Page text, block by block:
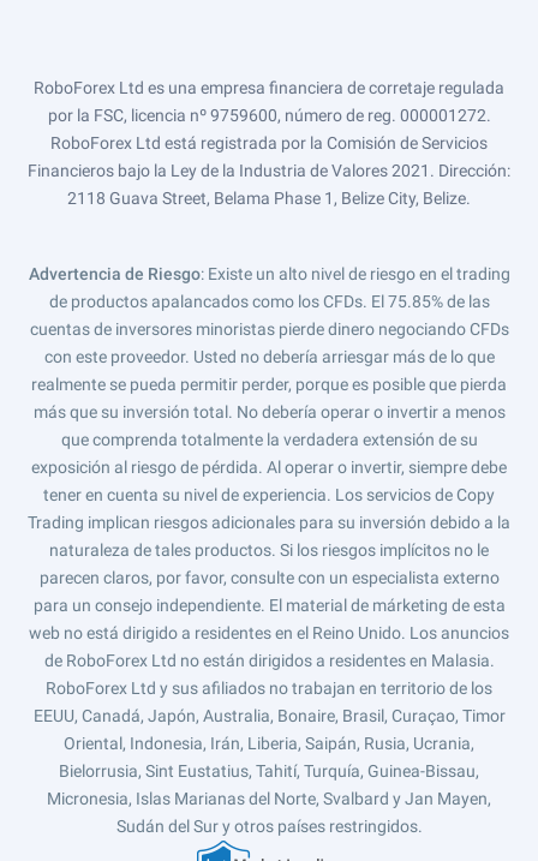
RoboForex Ltd es una empresa financiera de corretaje regulada
por la FSC, licencia nº 9759600, número de reg. 000001272.
RoboForex Ltd está registrada por la Comisión de Servicios
Financieros bajo la Ley de la Industria de Valores 2021. Dirección:
2118 Guava Street, Belama Phase 1, Belize City, Belize.
Advertencia de Riesgo: Existe un alto nivel de riesgo en el trading
de productos apalancados como los CFDs. El 75.85% de las
cuentas de inversores minoristas pierde dinero negociando CFDs
con este proveedor. Usted no debería arriesgar más de lo que
realmente se pueda permitir perder, porque es posible que pierda
más que su inversión total. No debería operar o invertir a menos
que comprenda totalmente la verdadera extensión de su
exposición al riesgo de pérdida. Al operar o invertir, siempre debe
tener en cuenta su nivel de experiencia. Los servicios de Copy
Trading implican riesgos adicionales para su inversión debido a la
naturaleza de tales productos. Si los riesgos implícitos no le
parecen claros, por favor, consulte con un especialista externo
para un consejo independiente. El material de márketing de esta
web no está dirigido a residentes en el Reino Unido. Los anuncios
de RoboForex Ltd no están dirigidos a residentes en Malasia.
RoboForex Ltd y sus afiliados no trabajan en territorio de los
EEUU, Canadá, Japón, Australia, Bonaire, Brasil, Curaçao, Timor
Oriental, Indonesia, Irán, Liberia, Saipán, Rusia, Ucrania,
Bielorrusia, Sint Eustatius, Tahití, Turquía, Guinea-Bissau,
Micronesia, Islas Marianas del Norte, Svalbard y Jan Mayen,
Sudán del Sur y otros países restringidos.